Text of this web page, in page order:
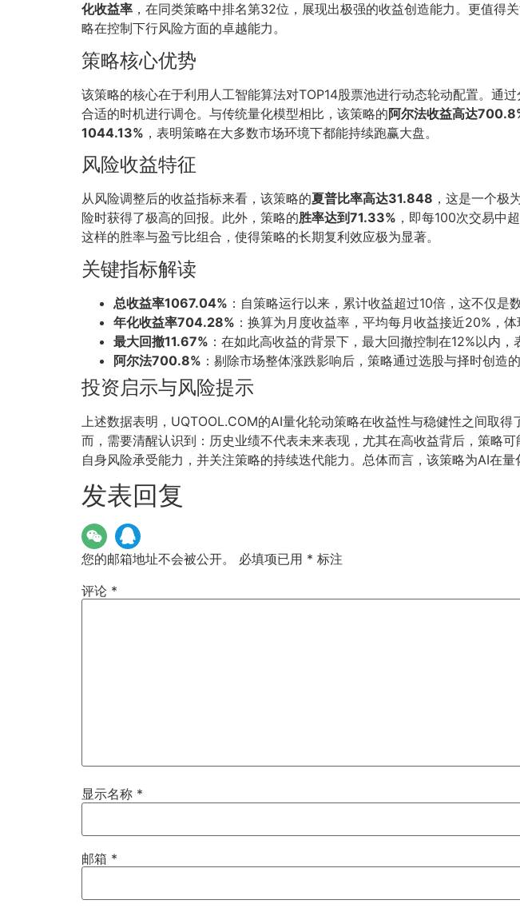
化收益率 ，在同类策略中排名第32位，展现出极强的收益创造能力。更值得
略在控制下行风险方面的卓越能力。
策略核心优势
该策略的核心在于利用人工智能算法对TOP14股票池进行动态轮动配置。通
合适的时机进行调仓。与传统量化模型相比，该策略的阿尔法收益高达
1044.13% ，表明策略在大多数市场环境下都能持续跑赢大盘。
风险收益特征
从风险调整后的收益指标来看，该策略的夏普比率高达31.848 ，这是一个极
险时获得了极高的回报。此外，策略的胜率达到71.33% ，即每100次交易中
这样的胜率与盈亏比组合，使得策略的长期复利效应极为显著。
关键指标解读
总收益率1067.04% ：自策略运行以来，累计收益超过10倍，这不仅
年化收益率704.28% ：换算为月度收益率，平均每月收益接近20%，体
最大回撤11.67% ：在如此高收益的背景下，最大回撤控制在12%以内
阿尔法700.8% ：剔除市场整体涨跌影响后，策略通过选股与择时创造
投资启示与风险提示
上述数据表明，UQTOOL.COM的AI量化轮动策略在收益性与稳健性之间取
而，需要清醒认识到：历史业绩不代表未来表现，尤其在高收益背后，策略
自身风险承受能力，并关注策略的持续迭代能力。总体而言，该策略为AI在
发表回复
您的邮箱地址不会被公开。 必填项已用 * 标注
评论 *
显示名称 *
邮箱 *